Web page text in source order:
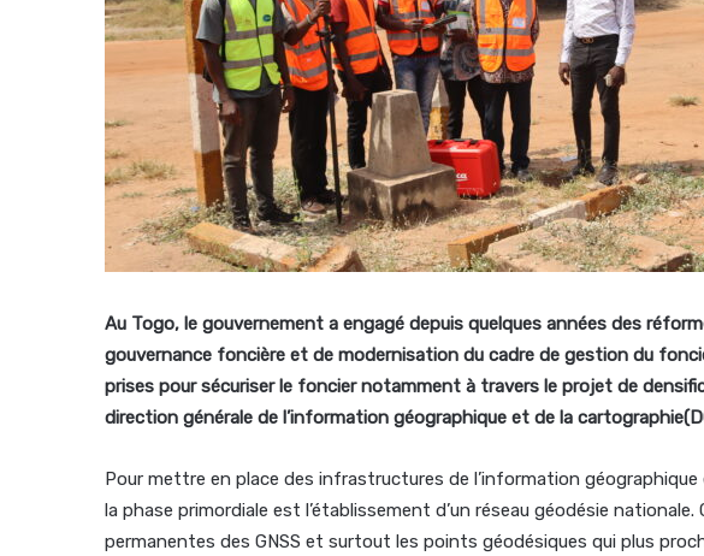
Au Togo, le gouvernement a engagé depuis quelques années des
gouvernance foncière et de modernisation du cadre de gestion du
prises pour sécuriser le foncier notamment à travers le projet de
direction générale de l’information géographique et de la
Pour mettre en place des infrastructures de l’information
la phase primordiale est l’établissement d’un réseau géodésie
permanentes des GNSS et surtout les points géodésiques qui plus